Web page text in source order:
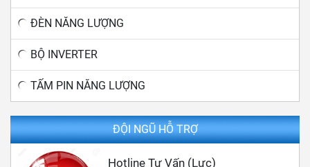
ĐÈN NĂNG LƯỢNG
BỘ INVERTER
TẤM PIN NĂNG LƯỢNG
ĐỘI NGŨ HỖ TRỢ
Hotline Tư Vấn (Lực)